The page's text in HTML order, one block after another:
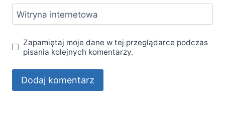
Witryna internetowa
Zapamiętaj moje dane w tej przeglądarce podczas
pisania kolejnych komentarzy.